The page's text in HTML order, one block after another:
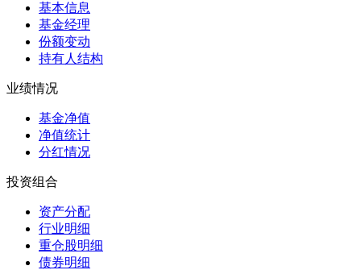
基本信息
基金经理
份额变动
持有人结构
业绩情况
基金净值
净值统计
分红情况
投资组合
资产分配
行业明细
重仓股明细
债券明细